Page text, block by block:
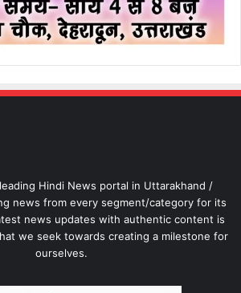
Hindi News portal in Uttarakhand /
news from every segment/category for its
news updates with authentic content is
we seek towards creating a milestone for
ourselves.